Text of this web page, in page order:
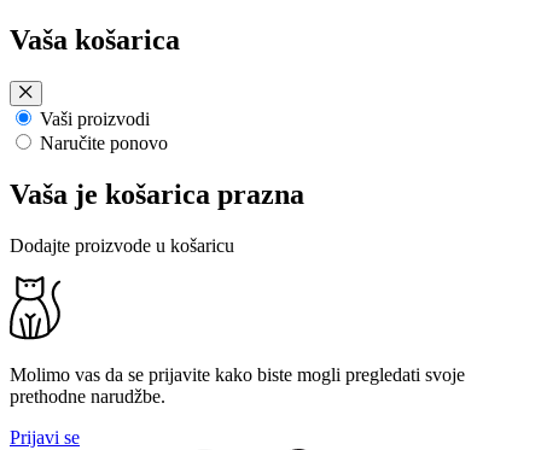
Preskoči
na
sadržaj
Vaša košarica
Vaši proizvodi
Naručite ponovo
Vaša je košarica prazna
Dodajte proizvode u košaricu
Molimo vas da se prijavite kako biste mogli pregledati svoje
prethodne narudžbe.
Prijavi se